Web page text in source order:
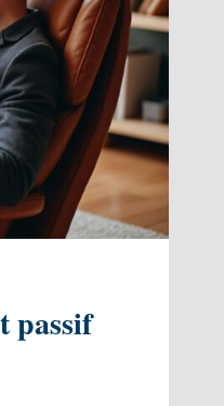
passif